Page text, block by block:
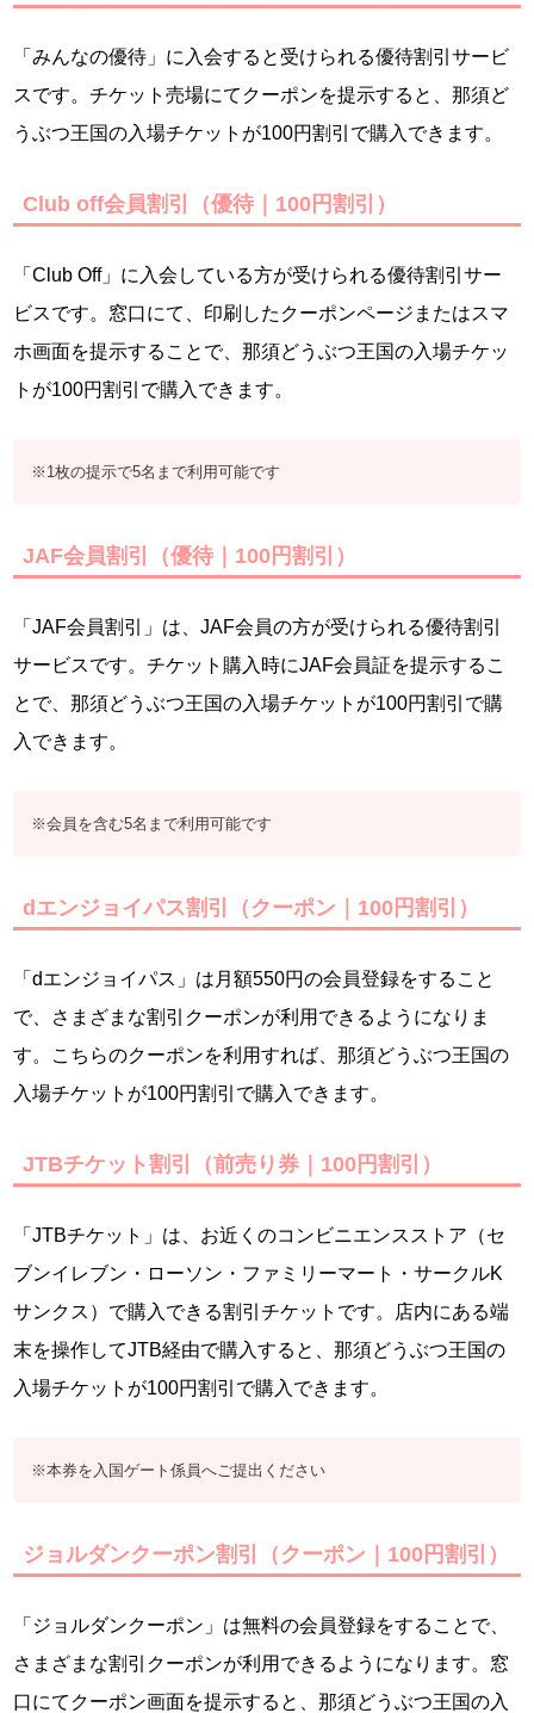
「みんなの優待」に入会すると受けられる優待割引サービ
スです。チケット売場にてクーポンを提示すると、那須ど
うぶつ王国の入場チケットが100円割引で購入できます。
Club off会員割引（優待｜100円割引）
「Club Off」に入会している方が受けられる優待割引サー
ビスです。窓口にて、印刷したクーポンページまたはスマ
ホ画面を提示することで、那須どうぶつ王国の入場チケッ
トが100円割引で購入できます。
※1枚の提示で5名まで利用可能です
JAF会員割引（優待｜100円割引）
「JAF会員割引」は、JAF会員の方が受けられる優待割引
サービスです。チケット購入時にJAF会員証を提示するこ
とで、那須どうぶつ王国の入場チケットが100円割引で購
入できます。
※会員を含む5名まで利用可能です
dエンジョイパス割引（クーポン｜100円割引）
「dエンジョイパス」は月額550円の会員登録をすること
で、さまざまな割引クーポンが利用できるようになりま
す。こちらのクーポンを利用すれば、那須どうぶつ王国の
入場チケットが100円割引で購入できます。
JTBチケット割引（前売り券｜100円割引）
「JTBチケット」は、お近くのコンビニエンスストア（セ
ブンイレブン・ローソン・ファミリーマート・サークルK
サンクス）で購入できる割引チケットです。店内にある端
末を操作してJTB経由で購入すると、那須どうぶつ王国の
入場チケットが100円割引で購入できます。
※本券を入国ゲート係員へご提出ください
ジョルダンクーポン割引（クーポン｜100円割引）
「ジョルダンクーポン」は無料の会員登録をすることで、
さまざまな割引クーポンが利用できるようになります。窓
口にてクーポン画面を提示すると、那須どうぶつ王国の入